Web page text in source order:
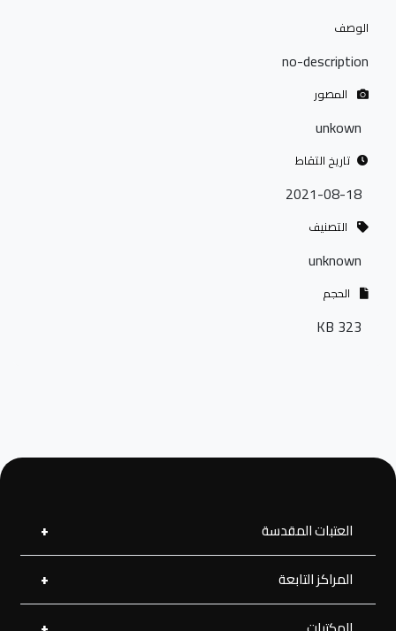
الوصف
no-description
المصور
unkown
تاريخ التقاط
2021-08-18
التصنيف
unknown
الحجم
323 KB
العتبات المقدسة
العتبة العلوية المقدسة
العتبة الحسينية المقدسة
المراكز التابعة